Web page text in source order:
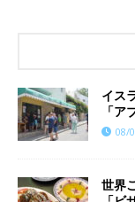
イス
「ア
08/
世界